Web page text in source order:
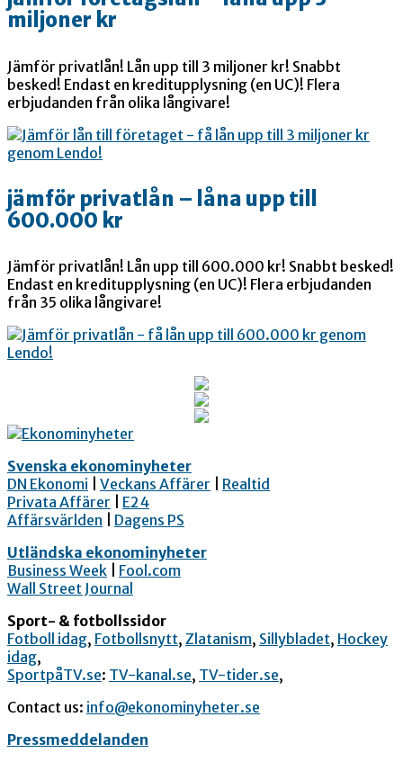
miljoner kr
Jämför privatlån! Lån upp till 3 miljoner kr! Snabbt
besked! Endast en kreditupplysning (en UC)! Flera
erbjudanden från olika långivare!
jämför privatlån – låna upp till
600.000 kr
Jämför privatlån! Lån upp till 600.000 kr! Snabbt besked!
Endast en kreditupplysning (en UC)! Flera erbjudanden
från 35 olika långivare!
Svenska ekonominyheter
DN Ekonomi
Veckans Affärer
Realtid
Privata Affärer
E24
Affärsvärlden
Dagens PS
Utländska ekonominyheter
Business Week
Fool.com
Wall Street Journal
Sport- & fotbollssidor
Fotboll idag, Fotbollsnytt, Zlatanism, Sillybladet, Hockey
idag,
SportpåTV.se: TV-kanal.se, TV-tider.se,
Contact us: info@ekonominyheter.se
Pressmeddelanden